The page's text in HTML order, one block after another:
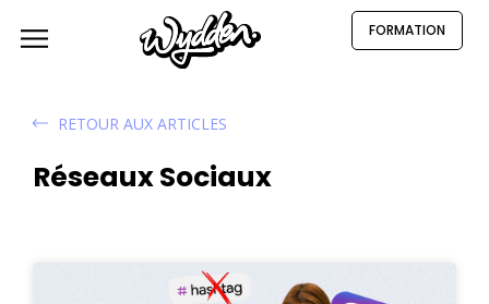
FORMATION
RETOUR AUX ARTICLES
Réseaux Sociaux